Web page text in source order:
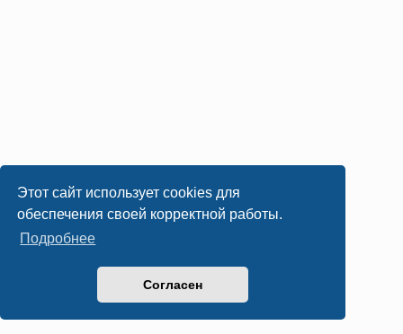
Этот сайт использует cookies для
обеспечения своей корректной работы.
Подробнее
Согласен